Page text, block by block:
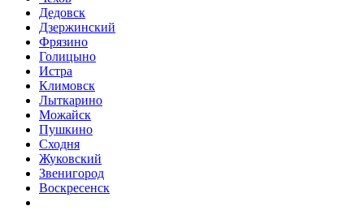
Дедовск
Дзержинский
Фрязино
Голицыно
Истра
Климовск
Лыткарино
Можайск
Пушкино
Сходня
Жуковский
Звенигород
Воскресенск